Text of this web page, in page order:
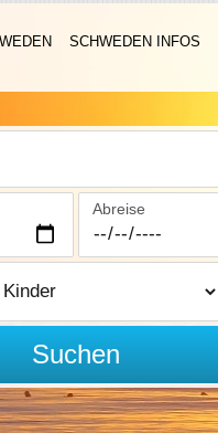
SCHWEDEN INFOS
Abreise
Suchen